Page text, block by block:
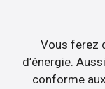
Vous ferez
d’énergie.
conforme